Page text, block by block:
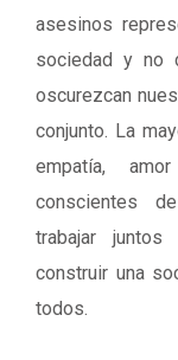
asesinos
sociedad y no
oscurezcan
conjunto. La
empatía,
conscientes
trabajar
construir una
todos.